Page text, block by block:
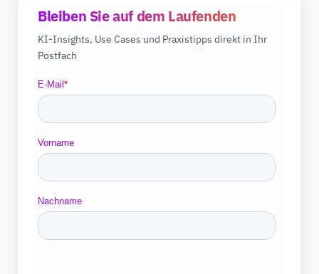
Bleiben Sie auf dem Laufenden
KI-Insights, Use Cases und Praxistipps direkt in Ihr
Postfach